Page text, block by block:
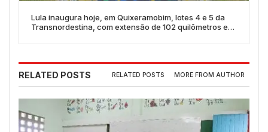
Lula inaugura hoje, em Quixeramobim, lotes 4 e 5 da
Transnordestina, com extensão de 102 quilômetros e
RELATED POSTS RELATED POSTS MORE FROM AUTHOR